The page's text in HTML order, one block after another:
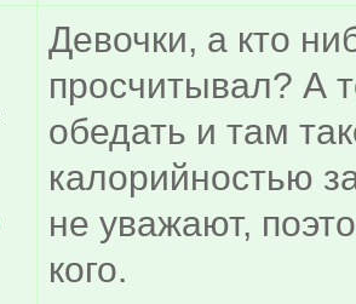
Девочки, а кто
просчитывал? А
обедать и там
калорийностью
не уважают,
кого.